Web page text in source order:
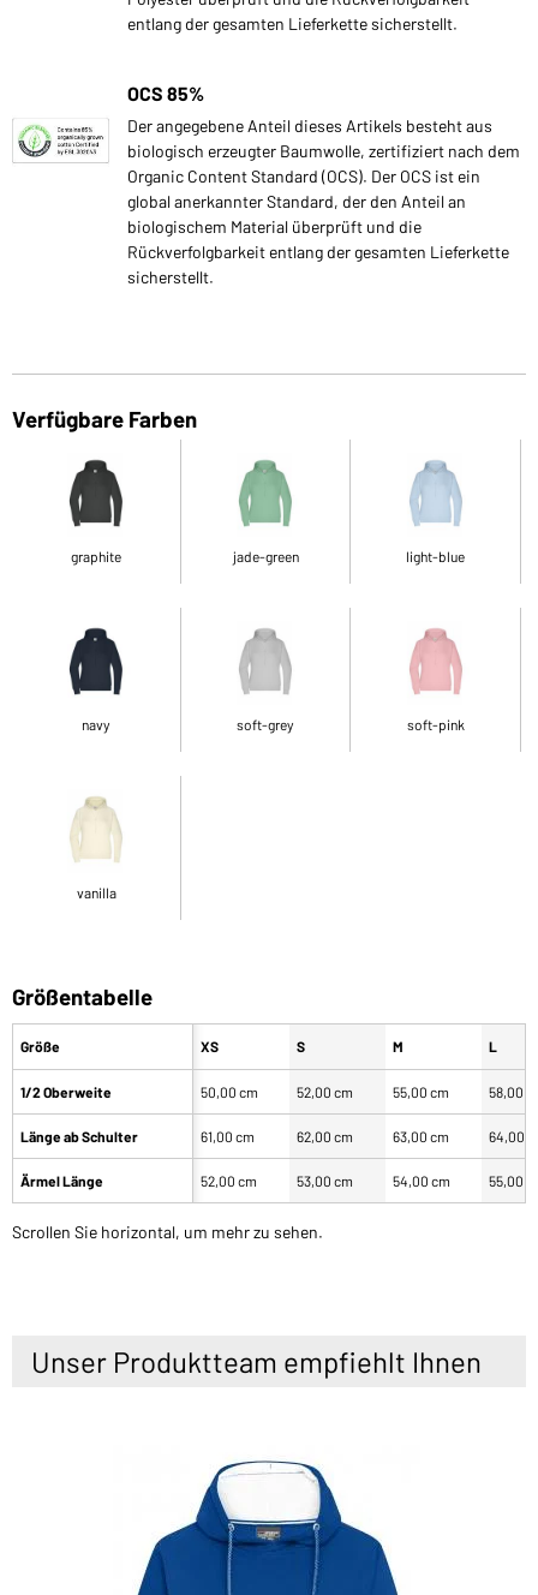
entlang der gesamten Lieferkette sicherstellt.
OCS 85%
Der angegebene Anteil dieses Artikels besteht aus
biologisch erzeugter Baumwolle, zertifiziert nach dem
Organic Content Standard (OCS). Der OCS ist ein
global anerkannter Standard, der den Anteil an
biologischem Material überprüft und die
Rückverfolgbarkeit entlang der gesamten Lieferkette
sicherstellt.
Verfügbare Farben
graphite jade-green light-blue
navy soft-grey soft-pink
vanilla
Größentabelle
Größe
1/2 Oberweite
Länge ab Schulter
Ärmel Länge
XS S M L
50,00 cm 52,00 cm 55,00 cm 58,00
61,00 cm 62,00 cm 63,00 cm 64,00
52,00 cm 53,00 cm 54,00 cm 55,00
Scrollen Sie horizontal, um mehr zu sehen.
Unser Produktteam empfiehlt Ihnen